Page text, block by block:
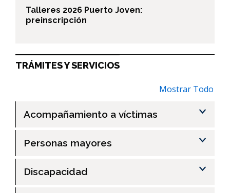
Talleres 2026 Puerto Joven:
preinscripción
TRÁMITES Y SERVICIOS
Mostrar Todo
Acompañamiento a víctimas
Personas mayores
Discapacidad